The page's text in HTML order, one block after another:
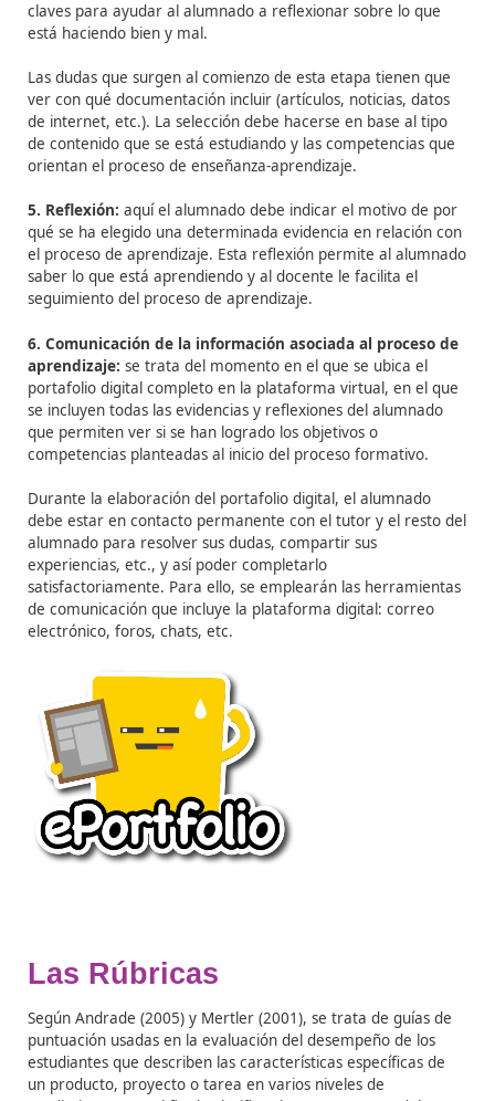
2. Índice:catálogo de contenidos, materiales,
datos seleccionados, que proyecta el desarrollo del
3. Recopilación de información:conjunto de
que demuestra el progreso en el aprendizaje: artículos
prensa, publicidad, viñetas, páginas web, diarios
testimonios, relatos, fotografías, planos del
educacional, etc.
4. Selección de evidencias:selección de elementos
demuestren cuáles son las competencias alcanzadas
(trabajos, actividades de aprendizaje según los
claves para ayudar al alumnado a reflexionar sobre lo
está haciendo bien y mal.
Las dudas que surgen al comienzo de esta etapa
ver con qué documentación incluir (artículos, noticias,
de internet, etc.).
de contenido que se está estudiando y las
orientan el proceso de enseñanza-aprendizaje.
5. Reflexión:aquí el alumnado debe indicar el motivo
qué se ha elegido una determinada evidencia en
el proceso de aprendizaje.
saber lo que está aprendiendo y al docente le facilita el
seguimiento del proceso de aprendizaje.
6. Comunicación de la información asociada al
aprendizaje:
se trata del momento en el que se ubica
portafolio digital completo en la plataforma virtual, en
se incluyen todas las evidencias y reflexiones del
que permiten ver si se han logrado los objetivos o
debe estar en contacto permanente con el tutor y el
alumnado para resolver sus dudas, compartir sus
experiencias, etc., y así poder completarlo
satisfactoriamente. Para ello, se emplearán las
de comunicación que incluye la plataforma digital:
electrónico, foros, chats, etc.